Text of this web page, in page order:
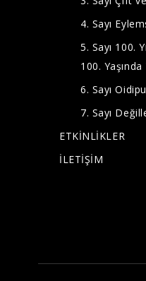
4. Sayı
5. Sayı 100.
100.
6. Sayı
7. Sayı
ETKİNLİKLER
İLETİŞİM